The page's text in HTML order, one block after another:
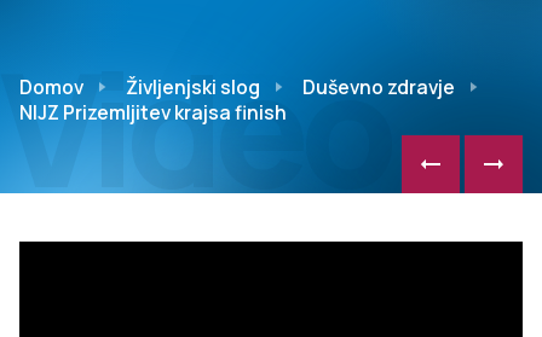
Video
Domov Življenjski slog
Duševno zdravje
NIJZ Prizemljitev krajsa finish